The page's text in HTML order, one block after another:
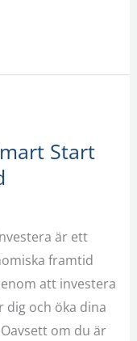
Start
är ett
framtid
att investera
dig och öka dina
om du är